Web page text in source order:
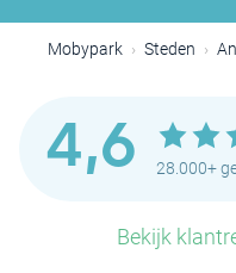
Mobypark Steden
4,6 28.000+
Bekijk